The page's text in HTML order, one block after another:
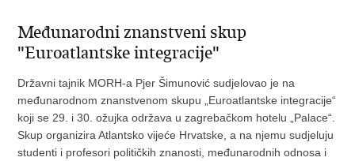
Međunarodni znanstveni skup
"Euroatlantske integracije"
Državni tajnik MORH-a Pjer Šimunović sudjelovao je na
međunarodnom znanstvenom skupu „Euroatlantske integracije“
koji se 29. i 30. ožujka održava u zagrebačkom hotelu „Palace“.
Skup organizira Atlantsko vijeće Hrvatske, a na njemu sudjeluju
studenti i profesori političkih znanosti, međunarodnih odnosa i